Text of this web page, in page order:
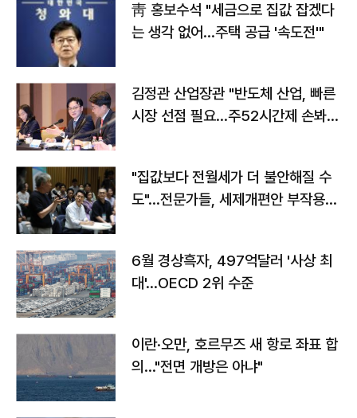
靑 홍보수석 "세금으로 집값 잡겠다
는 생각 없어…주택 공급 '속도전'"
김정관 산업장관 "반도체 산업, 빠른
시장 선점 필요…주52시간제 손봐
"집값보다 전월세가 더 불안해질 수
도"…전문가들, 세제개편안 부작용
6월 경상흑자, 497억달러 '사상 최
대'…OECD 2위 수준
이란·오만, 호르무즈 새 항로 좌표 합
의…"전면 개방은 아냐"